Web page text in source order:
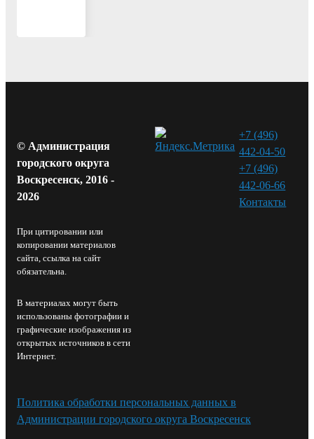
© Администрация
городского округа
Воскресенск, 2016 -
2026
При цитировании или
копировании материалов
сайта, ссылка на сайт
обязательна.
В материалах могут быть
использованы фотографии и
графические изображения из
открытых источников в сети
Интернет.
+7 (496)
442-04-50
+7 (496)
442-06-66
Контакты⁠
Политика обработки персональных данных в
Администрации городского округа Воскресенск